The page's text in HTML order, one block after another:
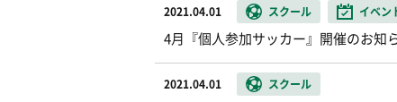
2021.04.01 スクール イベン
4月『個人参加サッカー』開催のお知
2021.04.01 スクール